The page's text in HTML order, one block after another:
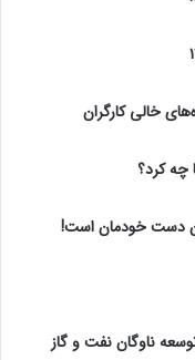
چه کرد؟
دست خودمان است!